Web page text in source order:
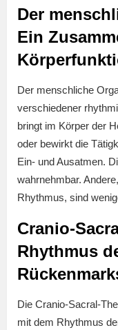
Der
Ein
Der menschliche
verschiedener
bringt im Körper der
oder bewirkt die
Ein- und Ausatmen.
wahrnehmbar.
Rhythmus, sind
Cranio-
Rhythmus
Die Cranio-Sacral-
mit dem Rhythmus